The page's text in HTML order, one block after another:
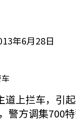
年6月28日
道上拦车，引
警方调集700